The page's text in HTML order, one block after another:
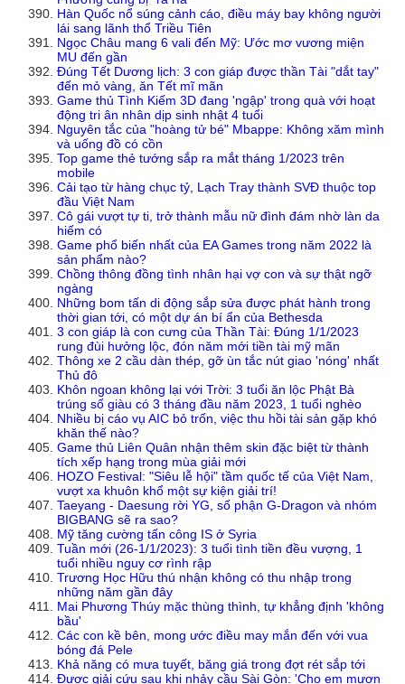
Hàn Quốc nổ súng cảnh cáo, điều máy bay không người
lái sang lãnh thổ Triều Tiên
Ngọc Châu mang 6 vali đến Mỹ: Ước mơ vương miện
MU đến gần
Đúng Tết Dương lịch: 3 con giáp được thần Tài "dắt tay"
đến mỏ vàng, ăn Tết mĩ mãn
Game thủ Tình Kiếm 3D đang 'ngập' trong quà với hoạt
động tri ân nhân dịp sinh nhật 4 tuổi
Nguyên tắc của "hoàng tử bé" Mbappe: Không xăm mình
và uống đồ có cồn
Top game thẻ tướng sắp ra mắt tháng 1/2023 trên
mobile
Cải tạo từ hàng chục tỷ, Lạch Tray thành SVĐ thuộc top
đầu Việt Nam
Cô gái vượt tự ti, trở thành mẫu nữ đình đám nhờ làn da
hiếm có
Game phổ biến nhất của EA Games trong năm 2022 là
sản phẩm nào?
Chồng thông đồng tình nhân hại vợ con và sự thật ngỡ
ngàng
Những bom tấn di động sắp sửa được phát hành trong
thời gian tới, có một dự án bí ẩn của Bethesda
3 con giáp là con cưng của Thần Tài: Đúng 1/1/2023
rung đùi hưởng lộc, đón năm mới tiền tài mỹ mãn
Thông xe 2 cầu dàn thép, gỡ ùn tắc nút giao 'nóng' nhất
Thủ đô
Khôn ngoan không lại với Trời: 3 tuổi ăn lộc Phật Bà
trúng số giàu có 3 tháng đầu năm 2023, 1 tuổi nghèo
Nhiều bị cáo vụ AIC bỏ trốn, việc thu hồi tài sản gặp khó
khăn thế nào?
Game thủ Liên Quân nhận thêm skin đặc biệt từ thành
tích xếp hạng trong mùa giải mới
HOZO Festival: "Siêu lễ hội" tầm quốc tế của Việt Nam,
vượt xa khuôn khổ một sự kiện giải trí!
Taeyang - Daesung rời YG, số phận G-Dragon và nhóm
BIGBANG sẽ ra sao?
Mỹ tăng cường tấn công IS ở Syria
Tuần mới (26-1/1/2023): 3 tuổi tình tiền đều vượng, 1
tuổi nhiều nguy cơ rình rập
Trương Học Hữu thú nhận không có thu nhập trong
những năm gần đây
Mai Phương Thúy mặc thùng thình, tự khẳng định 'không
bầu'
Các con kề bên, mong ước điều may mắn đến với vua
bóng đá Pele
Khả năng có mưa tuyết, băng giá trong đợt rét sắp tới
Được giải cứu sau khi nhảy cầu Sài Gòn: 'Cho em mượn